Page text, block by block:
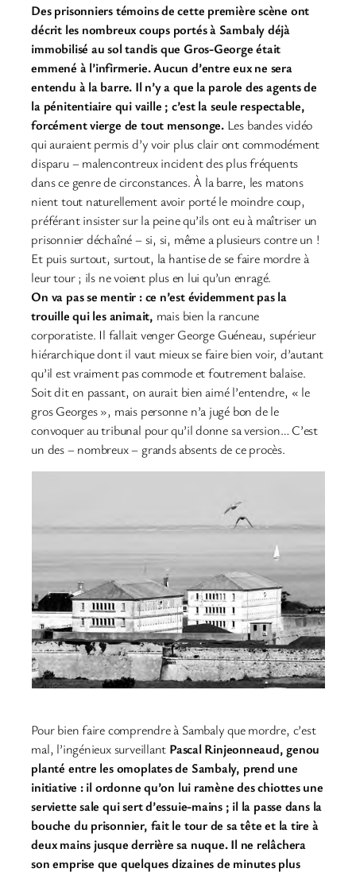
Des prisonniers témoins de cette première scène ont
décrit les nombreux coups portés à Sambaly déjà
immobilisé au sol tandis que Gros-George était
emmené à l’infirmerie. Aucun d’entre eux ne sera
entendu à la barre. Il n’y a que la parole des agents de
la pénitentiaire qui vaille ; c’est la seule respectable,
forcément vierge de tout mensonge.Les bandes vidéo
qui auraient permis d’y voir plus clair ont commodément
disparu – malencontreux incident des plus fréquents
dans ce genre de circonstances. À la barre, les matons
nient tout naturellement avoir porté le moindre coup,
préférant insister sur la peine qu’ils ont eu à maîtriser un
prisonnier déchaîné – si, si, même a plusieurs contre un !
Et puis surtout, surtout, la hantise de se faire mordre à
leur tour ; ils ne voient plus en lui qu’un enragé.
On va pas se mentir : ce n’est évidemment pas la
trouille qui les animait, mais bien la rancune
corporatiste. Il fallait venger George Guéneau, supérieur
hiérarchique dont il vaut mieux se faire bien voir, d’autant
qu’il est vraiment pas commode et foutrement balaise.
Soit dit en passant, on aurait bien aimé l’entendre, « le
gros Georges », mais personne n’a jugé bon de le
convoquer au tribunal pour qu’il donne sa version… C’est
un des – nombreux – grands absents de ce procès.
Pour bien faire comprendre à Sambaly que mordre, c’est
mal, l’ingénieux surveillant Pascal Rinjeonneaud, genou
planté entre les omoplates de Sambaly, prend une
initiative : il ordonne qu’on lui ramène des chiottes une
serviette sale qui sert d’essuie-mains ; il la passe dans la
bouche du prisonnier, fait le tour de sa tête et la tire à
deux mains jusque derrière sa nuque. Il ne relâchera
son emprise que quelques dizaines de minutes plus